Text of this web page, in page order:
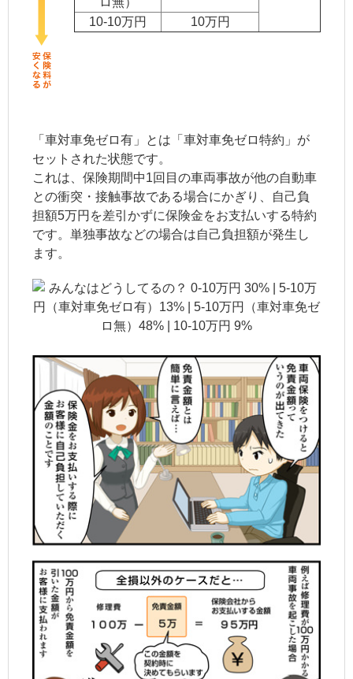
10-10万円 10万円
「車対車免ゼロ有」とは「車対車免ゼロ特約」が
セットされた状態です。
これは、保険期間中1回目の車両事故が他の自動車
との衝突・接触事故である場合にかぎり、自己負
担額5万円を差引かずに保険金をお支払いする特約
です。単独事故などの場合は自己負担額が発生し
ます。